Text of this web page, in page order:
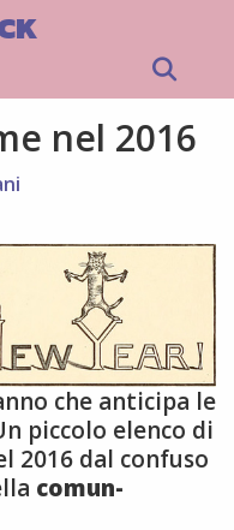
nel 2016
che anticipa le
piccolo elenco di
2016 dal confuso
comun-